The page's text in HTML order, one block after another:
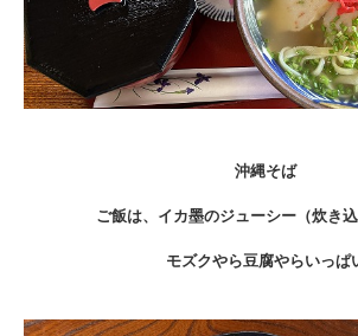
沖縄そば
ご飯は、イカ墨のジューシー（炊き込
モズクやら豆腐やらいっぱ